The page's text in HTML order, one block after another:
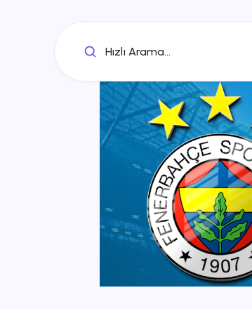
Hızlı Arama...